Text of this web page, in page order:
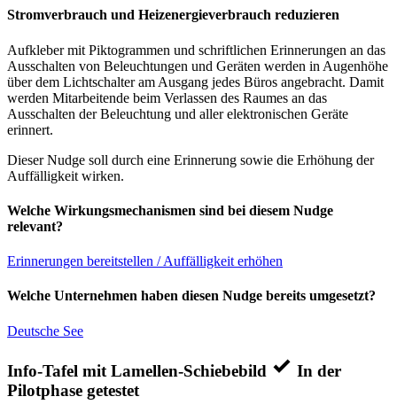
Stromverbrauch und Heizenergieverbrauch reduzieren
Aufkleber mit Piktogrammen und schriftlichen Erinnerungen an das
Ausschalten von Beleuchtungen und Geräten werden in Augenhöhe
über dem Lichtschalter am Ausgang jedes Büros angebracht. Damit
werden Mitarbeitende beim Verlassen des Raumes an das
Ausschalten der Beleuchtung und aller elektronischen Geräte
erinnert.
Dieser Nudge soll durch eine Erinnerung sowie die Erhöhung der
Auffälligkeit wirken.
Welche Wirkungsmechanismen sind bei diesem Nudge
relevant?
Erinnerungen bereitstellen / Auffälligkeit erhöhen
Welche Unternehmen haben diesen Nudge bereits umgesetzt?
Deutsche See
Info-Tafel mit Lamellen-Schiebebild
In der
Pilotphase getestet